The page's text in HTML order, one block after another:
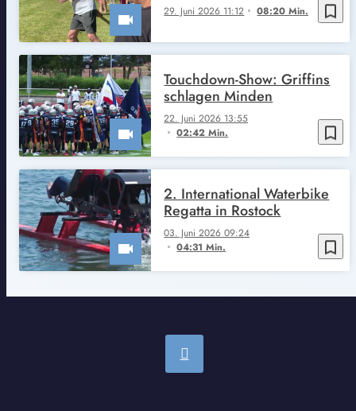
bookmark_border
29. Juni 2026 11:12 08:20 Min.
bookmark_border
22. Juni 2026 13:55
02:42 Min.
Touchdown-Show: Griffins
schlagen Minden
bookmark_border
03. Juni 2026 09:24
04:31 Min.
2. International Waterbike
Regatta in Rostock